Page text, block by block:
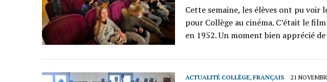
Cette semaine, les élèves ont pu voir
pour Collège au cinéma. C’était le
en 1952. Un moment bien apprécié
ACTUALITÉ COLLÈGE, FRANÇAIS 21